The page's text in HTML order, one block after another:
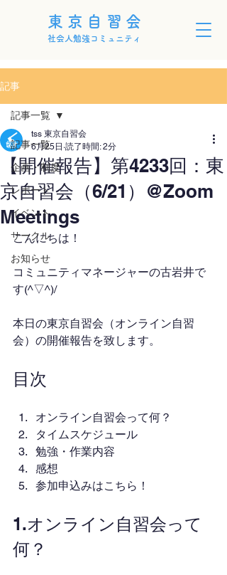
東京自習会
社会人勉強コミュニティ
記事
記事一覧
企画・制度
レポート
イベント
サークル
お知らせ
記事一覧
【開催報告】第4233回：東
京自習会（6/21）@Zoom
Meetings
tss 東京自習会
6月25日 読了時間: 2分
こんにちは！
コミュニティマネージャーの古岩井で
す(^▽^)/
本日の東京自習会（オンライン自習
会）の開催報告を致します。
目次
オンライン自習会って何？
タイムスケジュール
勉強・作業内容
感想
参加申込みはこちら！
1.オンライン自習会って
何？